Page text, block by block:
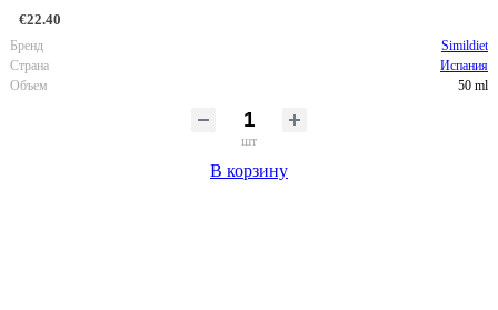
€22.40
Бренд
Simildiet
Страна
Испания
Объем
50 ml
шт
В корзину